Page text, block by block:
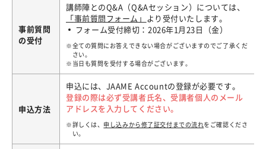
事前質問
の受付
講師陣とのQ&A（Q&Aセッション）については、
「事前質問フォーム 」 より受付いたします。
フォーム受付締切：2026年1月23日（金）
全ての質問にお答えできない場合がございますのでご了承くだ
さい。
当日も質問を受付する場合がございます。
申込方法
申込には、JAAME Accountの登録が必要です。
登録の際は必ず受講者氏名、受講者個人のメール
アドレスを入力してください。
詳しくは、 申し込みから修了証交付までの流れをご確認くださ
い。